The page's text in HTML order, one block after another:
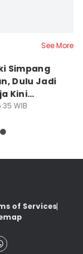
See More
Simpang
Dulu Jadi
Kini
WIB
of Services